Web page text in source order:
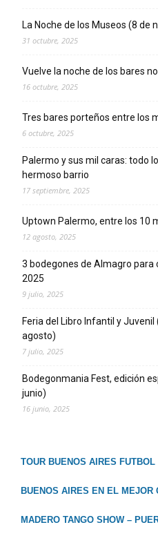
La Noche de los Museos (8 de
31 octubre, 2025
Vuelve la noche de los bares
16 octubre, 2025
Tres bares porteños entre los
6 octubre, 2025
Palermo y sus mil caras: todo
hermoso barrio
17 septiembre, 2025
Uptown Palermo, entre los 10
12 agosto, 2025
3 bodegones de Almagro para
2025
9 julio, 2025
Feria del Libro Infantil y
agosto)
7 julio, 2025
Bodegonmania Fest, edición
junio)
16 junio, 2025
TOUR BUENOS AIRES FUTBOL
BUENOS AIRES EN EL MEJOR
MADERO TANGO SHOW –